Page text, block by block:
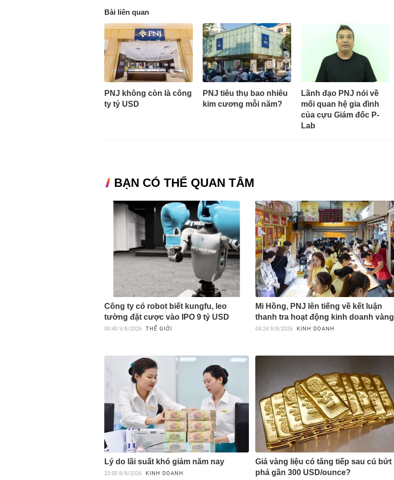
Bài liên quan
PNJ không còn là công
ty tỷ USD
PNJ tiêu thụ bao nhiêu
kim cương mỗi năm?
Lãnh đạo PNJ nói về
mối quan hệ gia đình
của cựu Giám đốc P-
Lab
BẠN CÓ THỂ QUAN TÂM
Công ty có robot biết kungfu, leo
tường đặt cược vào IPO 9 tỷ USD
00:40 9/8/2026 THẾ GIỚI
Mi Hồng, PNJ lên tiếng về kết luận
thanh tra hoạt động kinh doanh vàng
04:24 9/8/2026 KINH DOANH
Lý do lãi suất khó giảm năm nay
23:00 8/8/2026 KINH DOANH
Giá vàng liệu có tăng tiếp sau cú bứt
phá gần 300 USD/ounce?